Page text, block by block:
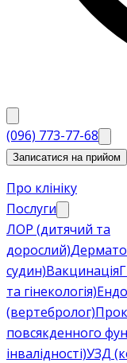
(096) 773-77-68
Записатися на прийом
Про клініку
Послуги
ЛОР (дитячий та
дорослий)
судин)Вакцинація
та гінекологія)
(вертебролог)
повсякденного
інвалідності)УЗД